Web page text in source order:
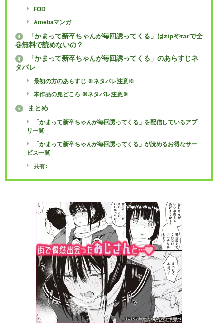
FOD
Amebaマンガ
3
「かまって新卒ちゃんが毎回誘ってくる」はzipやrarで全
巻無料で読めないの？
4
「かまって新卒ちゃんが毎回誘ってくる」のあらすじネ
タバレ
最初の方のあらすじ ※ネタバレ注意※
本作品の見どころ ※ネタバレ注意※
5 まとめ
「かまって新卒ちゃんが毎回誘ってくる」を配信しているアプ
リ一覧
「かまって新卒ちゃんが毎回誘ってくる」が読めるお得なサー
ビス一覧
共有: